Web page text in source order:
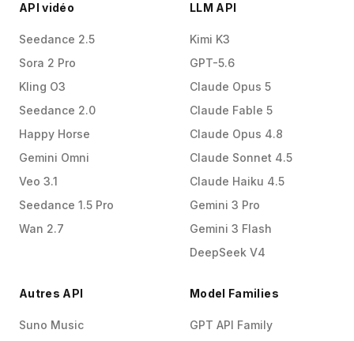
API vidéo
Seedance 2.5
Sora 2 Pro
Kling O3
Seedance 2.0
Happy Horse
Gemini Omni
Veo 3.1
Seedance 1.5 Pro
Wan 2.7
LLM API
Kimi K3
GPT-5.6
Claude Opus 5
Claude Fable 5
Claude Opus 4.8
Claude Sonnet 4.5
Claude Haiku 4.5
Gemini 3 Pro
Gemini 3 Flash
DeepSeek V4
Autres API
Suno Music
Model Families
GPT API Family